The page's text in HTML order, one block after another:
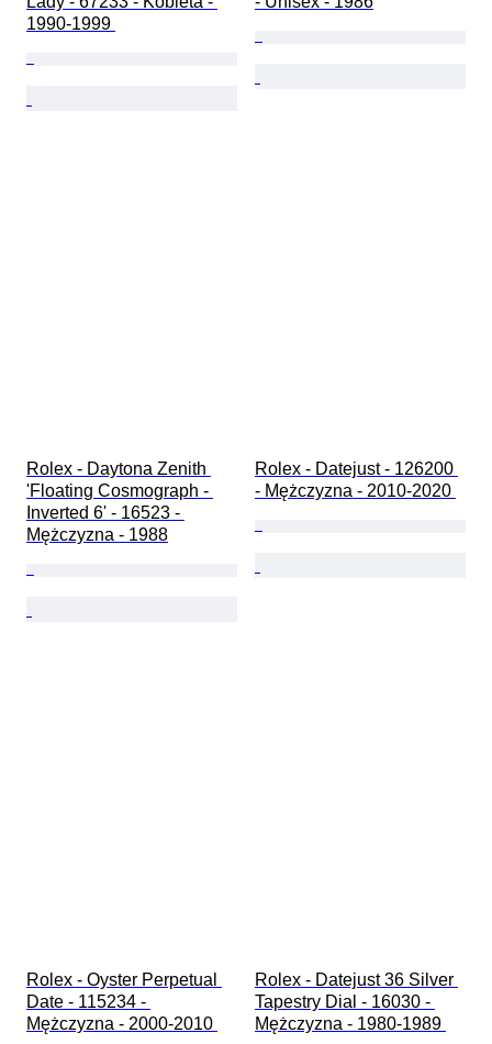
1990-1999
Rolex - Daytona Zenith
'Floating Cosmograph -
Inverted 6' - 16523 -
Mężczyzna - 1988
Rolex - Datejust - 126200
- Mężczyzna - 2010-2020
Rolex - Oyster Perpetual
Date - 115234 -
Mężczyzna - 2000-2010
Rolex - Datejust 36 Silver
Tapestry Dial - 16030 -
Mężczyzna - 1980-1989